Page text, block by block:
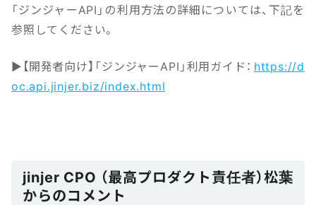
「ジンジャーAPI」の利用方法の詳細については、下記を
参照してください。
▶【開発者向け】「ジンジャーAPI」利用ガイド： https://d
oc.api.jinjer.biz/index.html
jinjer CPO （最高プロダクト責任者）松葉
からのコメント